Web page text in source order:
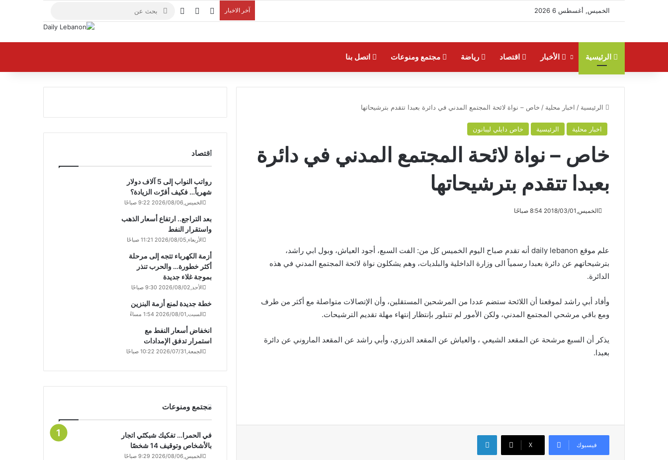
الخميس, أغسطس 6 2026 آخر الاخبار فيسبوك يوتيوب بحث
الرئيسية الأخبار اقتصاد رياضة مجتمع ومنوعات اتصل بنا
الرئيسية / اخبار محلية / خاص – نواة لائحة المجتمع المدني في دائرة بعبدا تتقدم بترشيحاتها
اخبار محلية الرئيسية خاص دايلي ليبانون
خاص – نواة لائحة المجتمع المدني في دائرة
بعبدا تتقدم بترشيحاتها
الخميس,2018/03/01 8:54 صباحًا
علم موقع daily lebanon أنه تقدم صباح اليوم الخميس كل من: الفت السبع، أجود العياش، وبول ابي راشد،
بترشيحاتهم عن دائرة بعبدا رسمياً الى وزارة الداخلية والبلديات، وهم يشكلون نواة لائحة المجتمع المدني في هذه
الدائرة.
وأفاد أبي راشد لموقعنا أن اللائحة ستضم عددا من المرشحين المستقلين، وأن الإتصالات متواصلة مع أكثر من طرف
ومع باقي مرشحي المجتمع المدني، ولكن الأمور لم تتبلور بإنتظار إنتهاء مهلة تقديم الترشيحات.
يذكر أن السبع مرشحة عن المقعد الشيعي ، والعياش عن المقعد الدرزي، وأبي راشد عن المقعد الماروني عن دائرة
بعبدا.
فيسبوك X
لينكدإن
اقتصاد
رواتب النواب إلى 5 آلاف دولار
شهرياً… فكيف أقرّت الزيادة؟
الخميس,2026/08/06 9:22 صباحًا
بعد التراجع.. ارتفاع أسعار الذهب
واستقرار النفط
الأربعاء,2026/08/05 11:21 صباحًا
أزمة الكهرباء تتجه إلى مرحلة
أكثر خطورة… والحرب تنذر
بموجة غلاء جديدة
الأحد,2026/08/02 9:30 صباحًا
خطة جديدة لمنع أزمة البنزين
السبت,2026/08/01 1:54 مساءً
انخفاض أسعار النفط مع
استمرار تدفق الإمدادات
الجمعة,2026/07/31 10:22 صباحًا
مجتمع ومنوعات
في الحمرا… تفكيك شبكتَي اتجار
بالأشخاص وتوقيف 14 شخصًا
الخميس,2026/08/06 9:29 صباحًا